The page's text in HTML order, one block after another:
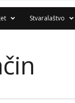
Stvaralaštvo